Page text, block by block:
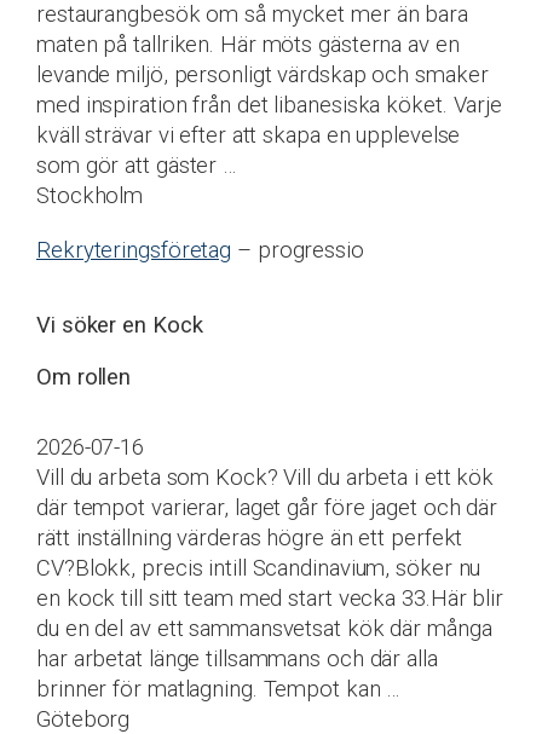
restaurangbesök om så mycket mer än bara
maten på tallriken. Här möts gästerna av en
levande miljö, personligt värdskap och smaker
med inspiration från det libanesiska köket. Varje
kväll strävar vi efter att skapa en upplevelse
som gör att gäster …
Stockholm
Rekryteringsföretag – progressio
Vi söker en Kock
Om rollen
2026-07-16
Vill du arbeta som Kock? Vill du arbeta i ett kök
där tempot varierar, laget går före jaget och där
rätt inställning värderas högre än ett perfekt
CV?Blokk, precis intill Scandinavium, söker nu
en kock till sitt team med start vecka 33.Här blir
du en del av ett sammansvetsat kök där många
har arbetat länge tillsammans och där alla
brinner för matlagning. Tempot kan …
Göteborg